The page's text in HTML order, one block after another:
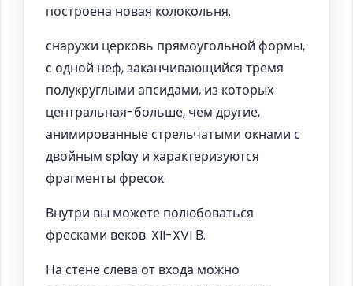
построена новая колокольня.
снаружи церковь прямоугольной формы,
с одной неф, заканчивающийся тремя
полукруглыми апсидами, из которых
центральная-больше, чем другие,
анимированные стрельчатыми окнами с
двойным splay и характеризуются
фрагменты фресок.
Внутри вы можете полюбоваться
фресками веков. XII-XVI В.
На стене слева от входа можно